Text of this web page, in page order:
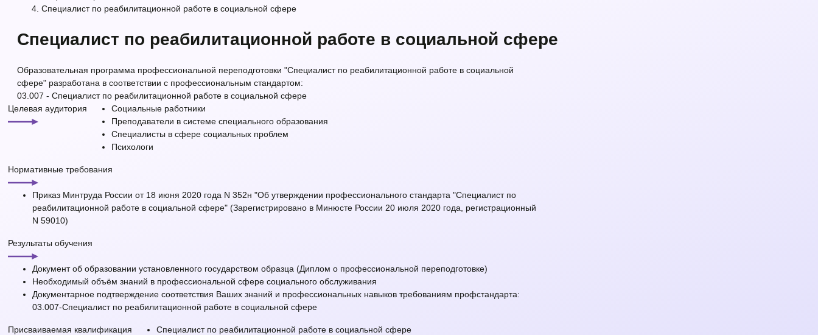
Специалист по реабилитационной работе в социальной сфере
Специалист по реабилитационной работе в социальной сфере
Образовательная программа профессиональной переподготовки "Специалист по реабилитационной работе в социальной
сфере" разработана в соответствии с профессиональным стандартом:
03.007 - Специалист по реабилитационной работе в социальной сфере
Целевая аудитория
Социальные работники
Преподаватели в системе специального образования
Специалисты в сфере социальных проблем
Психологи
Нормативные требования
Приказ Минтруда России от 18 июня 2020 года N 352н "Об утверждении профессионального стандарта "Специалист по
реабилитационной работе в социальной сфере" (Зарегистрировано в Минюсте России 20 июля 2020 года, регистрационный
N 59010)
Результаты обучения
Документ об образовании установленного государством образца (Диплом о профессиональной переподготовке)
Необходимый объём знаний в профессиональной сфере социального обслуживания
Документарное подтверждение соответствия Ваших знаний и профессиональных навыков требованиям профстандарта:
03.007-Специалист по реабилитационной работе в социальной сфере
Присваиваемая квалификация Специалист по реабилитационной работе в социальной сфере